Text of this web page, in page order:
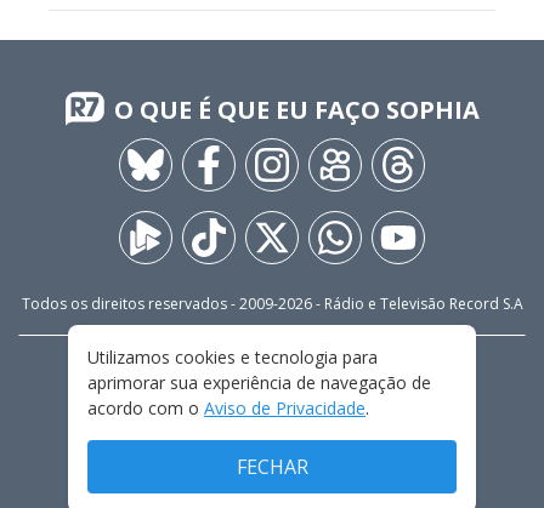
O QUE É QUE EU FAÇO SOPHIA
Todos os direitos reservados - 2009-2026- Rádio e Televisão Record S.A
FALE CONOSCO
PRIVACIDADE
TERMOS E CONDIÇÕES DE USO
Utilizamos cookies e tecnologia para
aprimorar sua experiência de navegação de
acordo com o Aviso de Privacidade.
FECHAR